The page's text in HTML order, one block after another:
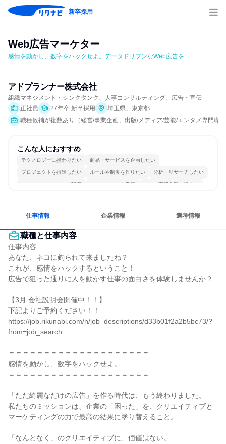
新卒採用
Web広告マーケター
感情を動かし、数字をハックせよ。データドリブンなWeb広告を
アドプランナー株式会社
組織マネジメント・シンクタンク、人事コンサルティング、広告・宣伝
正社員
27年卒 新卒採用
埼玉県、東京都
職種候補が複数あり（経営/事業企画、出版/メディア/芸能/エンタメ専門
こんな人におすすめ
テクノロジーに携わりたい 商品・サービスを企画したい
プロジェクトを推進したい ルールや制度を作りたい 分析・リサーチしたい
コミュニケーションが活発 チームワークを重視 一つの専門分野を極める
仕事情報 企業情報 選考情報
職種と仕事内容
仕事内容
あなた、ネコに釣られて来ましたね？
これが、感情をハックするということ！
広告で狙った通りに人を動かす仕事の面白さを体験しませんか？
【3月 会社説明会開催中！！】
下記よりご予約ください！！
https://job.rikunabi.com/n/job_descriptions/d33b01f2a2b5bc73/?
from=job_search
＝＝＝＝＝＝＝＝＝＝＝＝＝＝＝＝＝＝＝＝
感情を動かし、数字をハックせよ。
＝＝＝＝＝＝＝＝＝＝＝＝＝＝＝＝＝＝＝＝
「ただ綺麗なだけの広告」を作る時代は、もう終わりました。
私たちのミッションは、企業の「困った」を、クリエイティブと
マーケティングの力で最高の結果に塗り替えること。
「なんとなく」のクリエイティブに、価値はない。